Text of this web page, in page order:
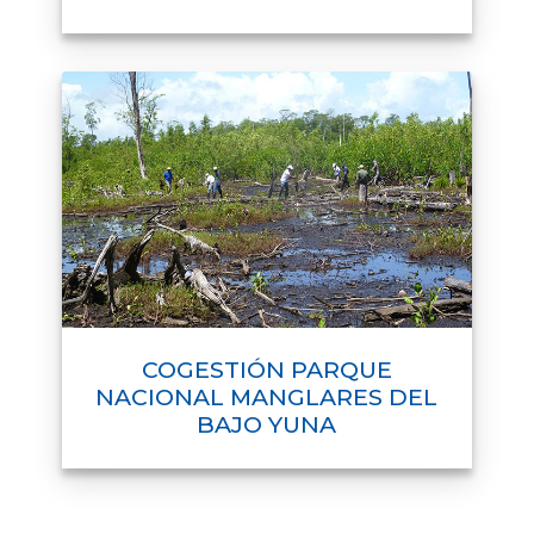
COGESTIÓN PARQUE
NACIONAL MANGLARES DEL
BAJO YUNA